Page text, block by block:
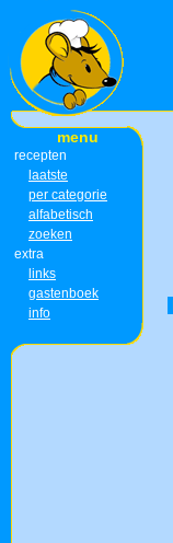
menu
recepten
laatste
per categorie
alfabetisch
zoeken
extra
links
gastenboek
info